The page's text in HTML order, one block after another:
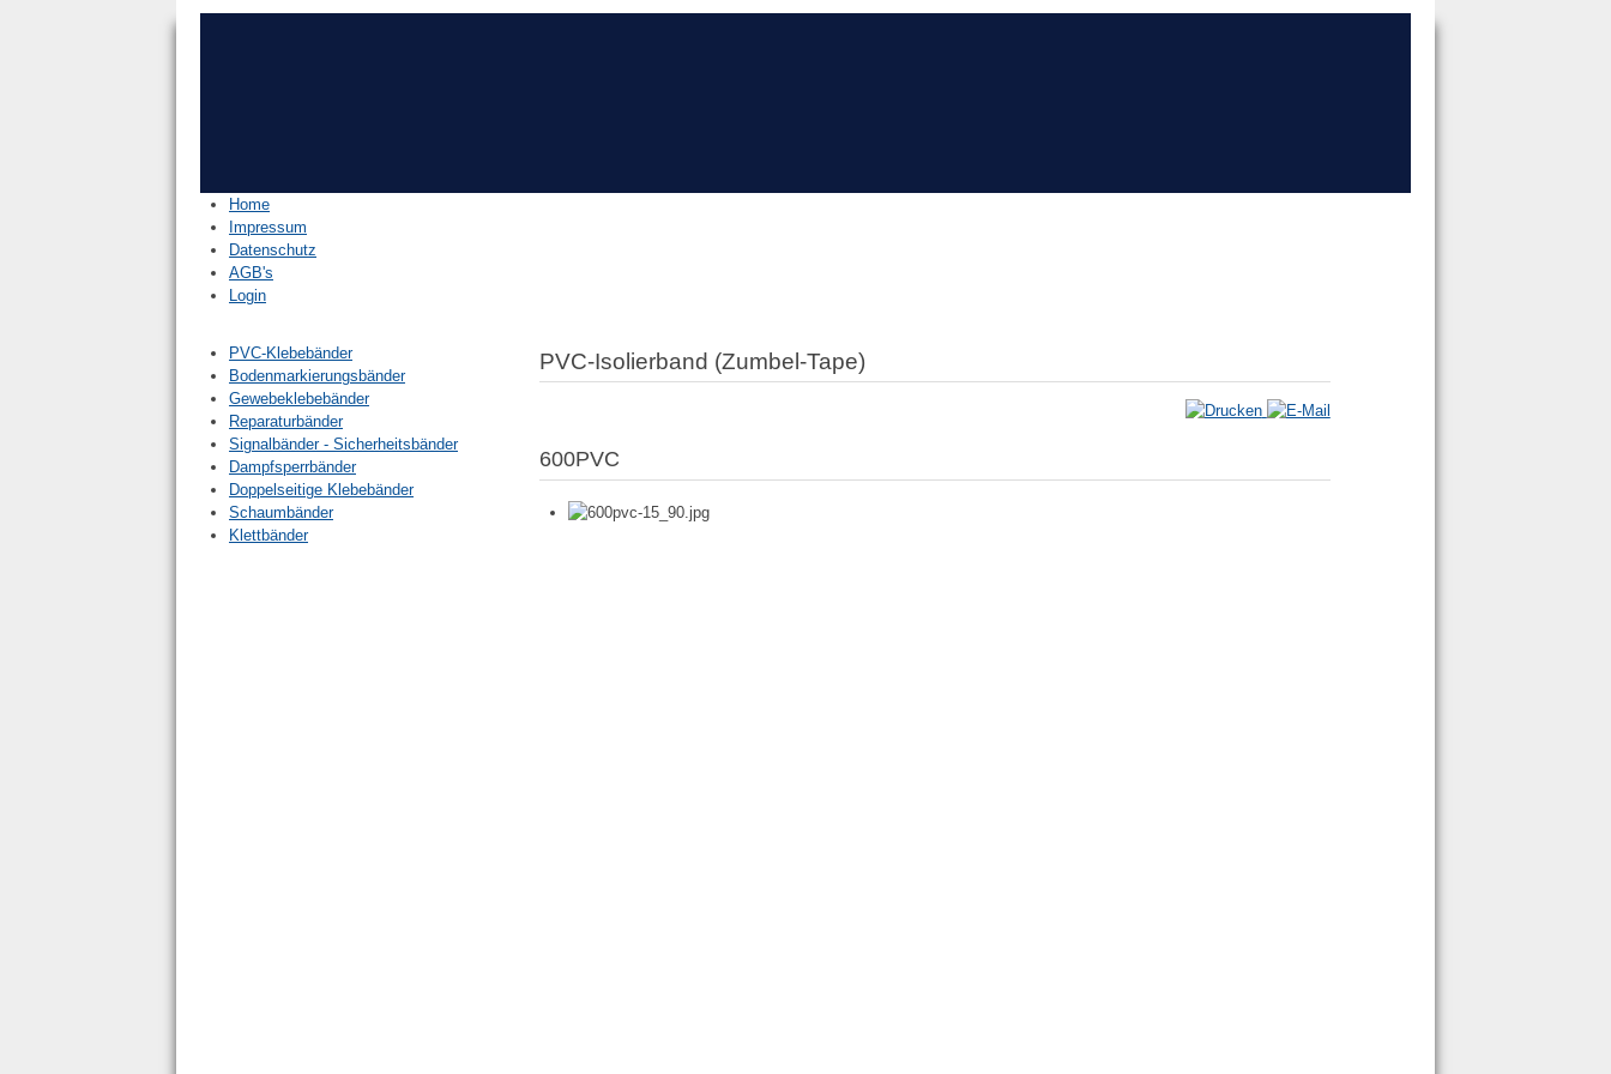
Home
Impressum
Datenschutz
AGB's
Login
PVC-Klebebänder
Bodenmarkierungsbänder
Gewebeklebebänder
Reparaturbänder
Signalbänder - Sicherheitsbänder
Dampfsperrbänder
Doppelseitige Klebebänder
Schaumbänder
Klettbänder
PVC-Isolierband (Zumbel-Tape)
600PVC